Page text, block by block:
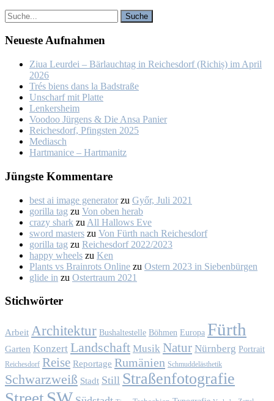
Neu­es­te Auf­nah­men
Ziua Leur­dei – Bär­lauch­tag in Rei­ches­dorf (Ri­chiș) im April
2026
Trés biens dans la Bad­stra­ße
Un­scharf mit Plat­te
Len­kers­heim
Voo­doo Jür­gens & Die An­sa Pa­nier
Rei­ches­dorf, Pfings­ten 2025
Me­dia­sch
Hart­ma­nice – Hart­ma­nitz
Jüngs­te Kom­men­ta­re
best ai image generator zu Győr, Ju­li 2021
gorilla tag zu Von oben her­ab
crazy shark zu All Hal­lows Eve
sword masters zu Von Fürth nach Rei­ches­dorf
gorilla tag zu Rei­ches­dorf 2022/2023
happy wheels zu Ken
Plants vs Brainrots Online zu Os­tern 2023 in Sie­ben­bür­gen
glide in zu Os­ter­traum 2021
Stich­wör­ter
Arbeit Architektur Bushaltestelle Böhmen Europa Fürth
Garten Konzert Landschaft Musik Natur Nürnberg Portrait
Reichesdorf Reise Reportage Rumänien Schmuddelästhetik
Schwarzweiß Stadt Still Straßenfotografie